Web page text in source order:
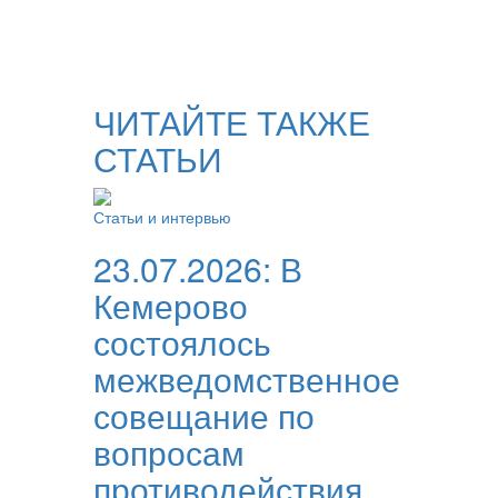
ЧИТАЙТЕ ТАКЖЕ
СТАТЬИ
Статьи и интервью
23.07.2026: В
Кемерово
состоялось
межведомственное
совещание по
вопросам